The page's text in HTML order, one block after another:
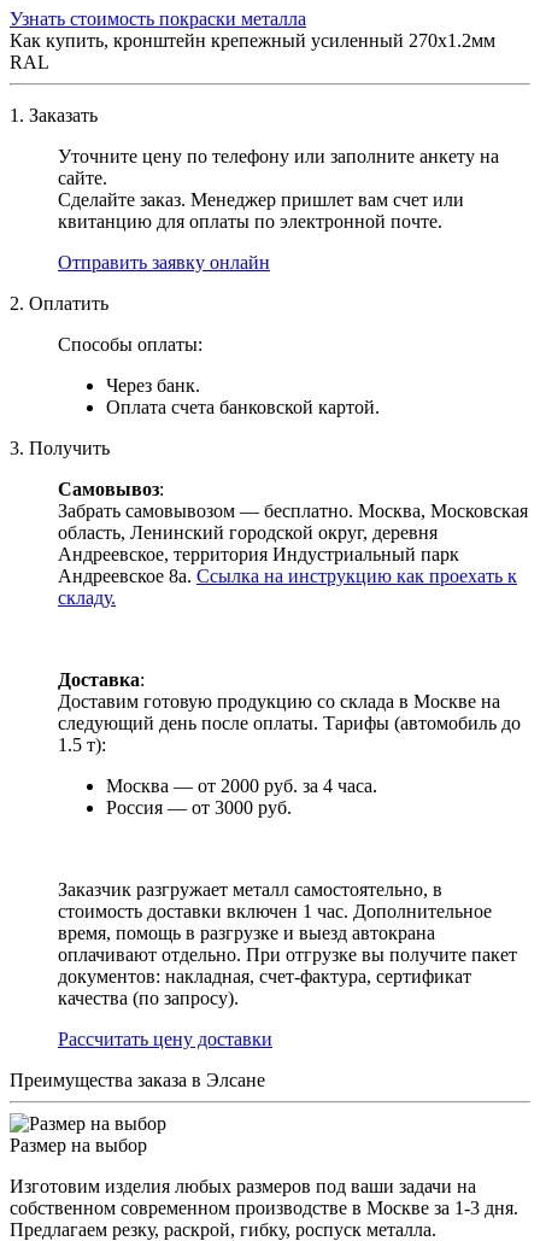
Узнать стоимость покраски металла
Как купить, кронштейн крепежный усиленный 270х1.2мм
RAL
1. Заказать
Уточните цену по телефону или заполните анкету на
сайте.
Сделайте заказ. Менеджер пришлет вам счет или
квитанцию для оплаты по электронной почте.
Отправить заявку онлайн
2. Оплатить
Способы оплаты:
Через банк.
Оплата счета банковской картой.
3. Получить
Самовывоз:
Забрать самовывозом — бесплатно. Москва, Московская
область, Ленинский городской округ, деревня
Андреевское, территория Индустриальный парк
Андреевское 8а. Ссылка на инструкцию как проехать к
складу.
Доставка:
Доставим готовую продукцию со склада в Москве на
следующий день после оплаты. Тарифы (автомобиль до
1.5 т):
Москва — от 2000 руб. за 4 часа.
Россия — от 3000 руб.
Заказчик разгружает металл самостоятельно, в
стоимость доставки включен 1 час. Дополнительное
время, помощь в разгрузке и выезд автокрана
оплачивают отдельно. При отгрузке вы получите пакет
документов: накладная, счет-фактура, сертификат
качества (по запросу).
Раcсчитать цену доставки
Преимущества заказа в Элсане
Размер на выбор
Изготовим изделия любых размеров под ваши задачи на
собственном современном производстве в Москве за 1-3 дня.
Предлагаем резку, раскрой, гибку, роспуск металла.